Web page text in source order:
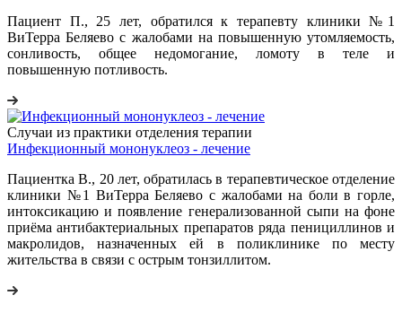
Пациент П., 25 лет, обратился к терапевту клиники №1
ВиТерра Беляево с жалобами на повышенную утомляемость,
сонливость, общее недомогание, ломоту в теле и
повышенную потливость.
Случаи из практики отделения терапии
Инфекционный мононуклеоз - лечение
Пациентка В., 20 лет, обратилась в терапевтическое отделение
клиники №1 ВиТерра Беляево с жалобами на боли в горле,
интоксикацию и появление генерализованной сыпи на фоне
приёма антибактериальных препаратов ряда пенициллинов и
макролидов, назначенных ей в поликлинике по месту
жительства в связи с острым тонзиллитом.